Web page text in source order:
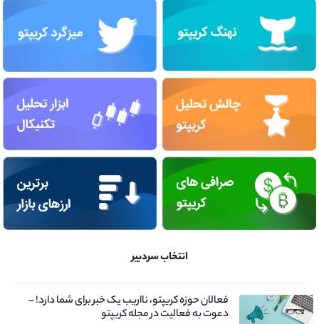
انتخاب سردبیر
فعالان حوزه کریپتو، نااریب یک خبر برای شما دارد! –
دعوت به فعالیت در مجله کریپتو